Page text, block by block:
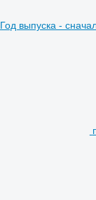
Год выпуска -